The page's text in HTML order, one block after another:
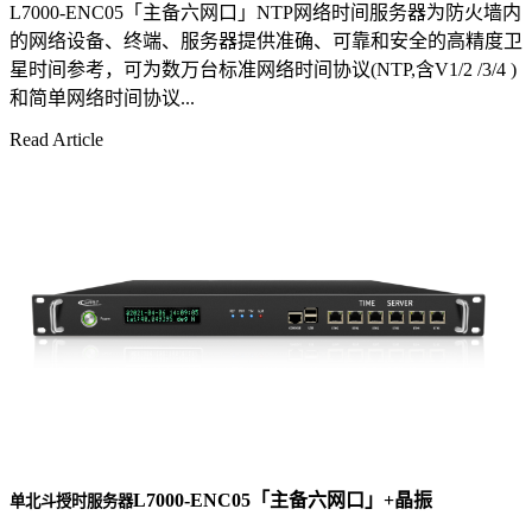
L7000-ENC05「主备六网口」NTP网络时间服务器为防火墙内
的网络设备、终端、服务器提供准确、可靠和安全的高精度卫
星时间参考，可为数万台标准网络时间协议(NTP,含V1/2 /3/4 )
和简单网络时间协议...
Read Article
单北斗授时服务器L7000-ENC05「主备六网口」+晶振